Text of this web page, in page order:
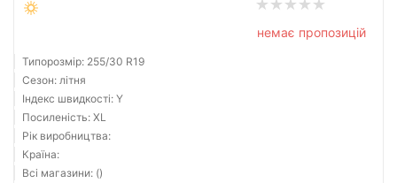
немає пропозицій
Типорозмір: 255/30 R19
Сезон: літня
Індекс швидкості: Y
Посиленість: XL
Рік виробництва:
Країна:
Всі магазини: ()